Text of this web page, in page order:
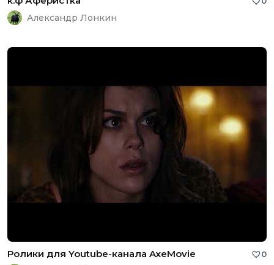
Александр Лонкин
Ролики для Youtube-канала AxeMovie 0